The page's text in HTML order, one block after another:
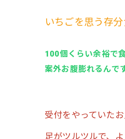
いちごを思う存
100個くらい余裕で
案外お腹膨れるんで
受付をやっていた
足がツルツルで、